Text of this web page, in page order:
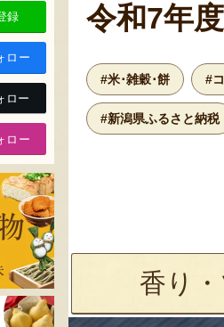
令和7年
#米･雑穀･餅 #
#新潟県ふるさと納税
香り
録
ロー
ロー
ロー